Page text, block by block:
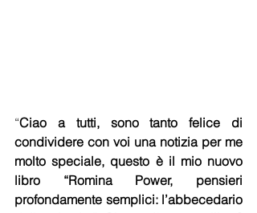
“Ciao a tutti, sono tanto felice di
condividere con voi una notizia per me
molto speciale, questo è il mio nuovo
libro “Romina Power, pensieri
profondamente semplici: l’abbecedario